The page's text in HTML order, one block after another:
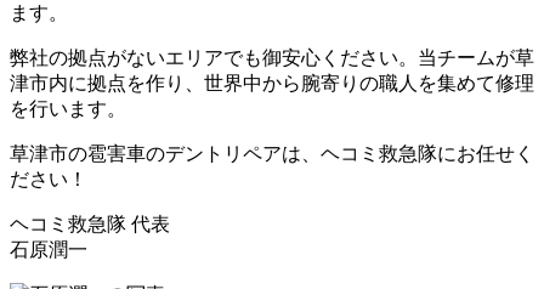
ます。
弊社の拠点がないエリアでも御安心ください。当チームが草
津市内に拠点を作り、世界中から腕寄りの職人を集めて修理
を行います。
草津市の雹害車のデントリペアは、ヘコミ救急隊にお任せく
ださい！
ヘコミ救急隊 代表
石原潤一